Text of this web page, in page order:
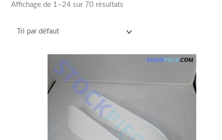
Affichage de 1–24 sur 70 résultats